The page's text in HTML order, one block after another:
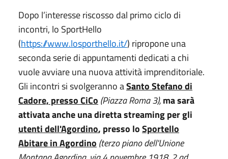
Dopo l’interesse riscosso dal primo ciclo di
incontri, lo SportHello
(https://www.losporthello.it/) ripropone una
seconda serie di appuntamenti dedicati a chi
vuole avviare una nuova attività imprenditoriale.
Gli incontri si svolgeranno aSanto Stefano di
Cadore, presso CiCo (Piazza Roma 3),masarà
attivata anche una diretta streaming per gli
utenti dell'Agordino, presso loSportello
Abitare in Agordino (terzo piano dell'Unione